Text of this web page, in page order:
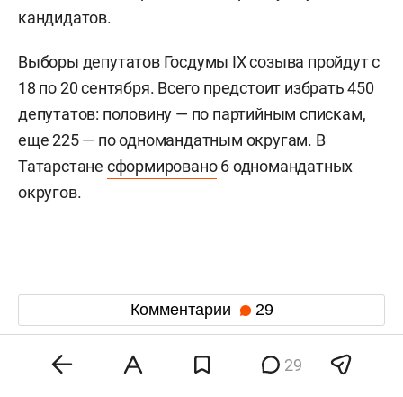
кандидатов.
Выборы депутатов Госдумы IX созыва пройдут с
18 по 20 сентября. Всего предстоит избрать 450
депутатов: половину — по партийным спискам,
еще 225 — по одномандатным округам. В
Татарстане сформировано6 одномандатных
округов.
Комментарии 29
10 августа 2026, 20:00 29